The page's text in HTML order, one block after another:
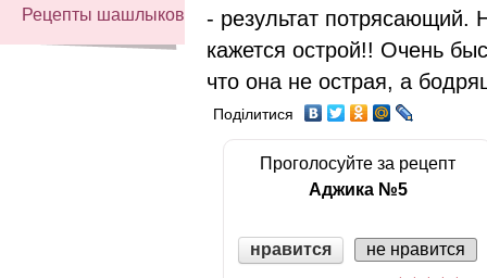
Рецепты шашлыков
- результат потрясающий.
кажется острой!! Очень
что она не острая, а
Поділитися
Проголосуйте за рецепт
Аджика №5
нравится не нравится